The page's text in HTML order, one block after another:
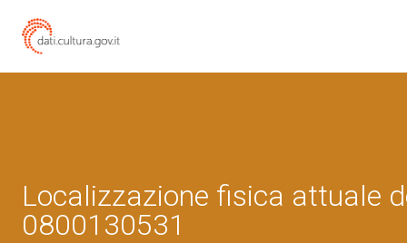
Localizzazione fisica attuale
0800130531